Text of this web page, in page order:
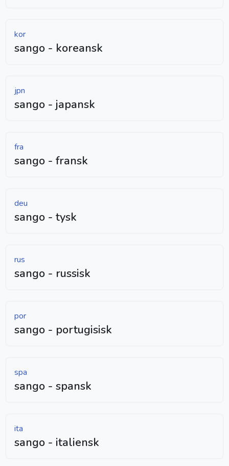
kor
sango - koreansk
jpn
sango - japansk
fra
sango - fransk
deu
sango - tysk
rus
sango - russisk
por
sango - portugisisk
spa
sango - spansk
ita
sango - italiensk